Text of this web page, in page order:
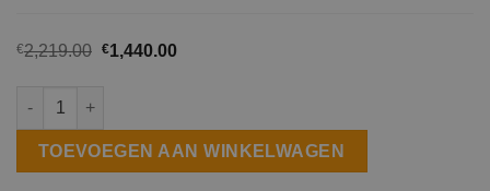
€2,219.00 €1,440.00
Growatt APX batterijsysteem voor MOD-XH en MID-XH aantal
TOEVOEGEN AAN WINKELWAGEN